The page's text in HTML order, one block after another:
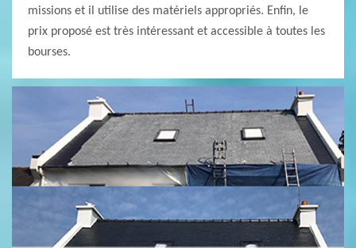
missions et il utilise des matériels appropriés. Enfin, le
prix proposé est très intéressant et accessible à toutes les
bourses.